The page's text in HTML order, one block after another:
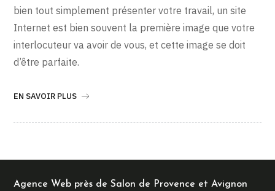
bien tout simplement présenter votre travail, un site
Internet est bien souvent la première image que votre
interlocuteur va avoir de vous, et cette image se doit
d’être parfaite.
EN SAVOIR PLUS
Agence Web près de Salon de Provence et Avignon